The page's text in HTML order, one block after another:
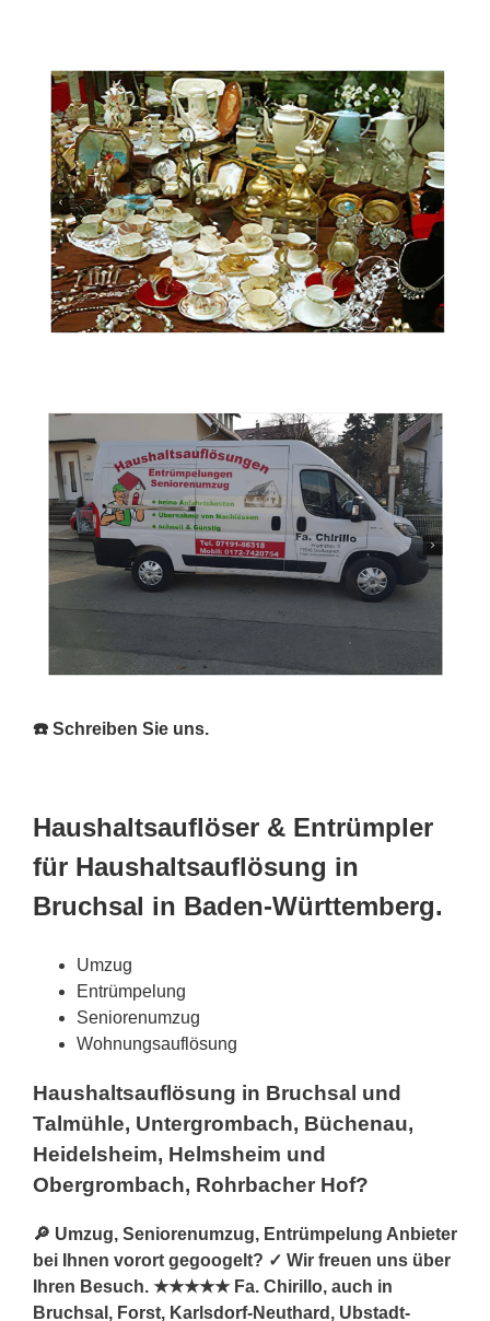
☎️ Schreiben Sie uns.
Haushaltsauflöser & Entrümpler
für Haushaltsauflösung in
Bruchsal in Baden-Württemberg.
Umzug
Entrümpelung
Seniorenumzug
Wohnungsauflösung
Haushaltsauflösung in Bruchsal und
Talmühle, Untergrombach, Büchenau,
Heidelsheim, Helmsheim und
Obergrombach, Rohrbacher Hof?
🔎 Umzug, Seniorenumzug, Entrümpelung Anbieter
bei Ihnen vorort gegoogelt? ✓ Wir freuen uns über
Ihren Besuch. ★★★★★ Fa. Chirillo, auch in
Bruchsal, Forst, Karlsdorf-Neuthard, Ubstadt-